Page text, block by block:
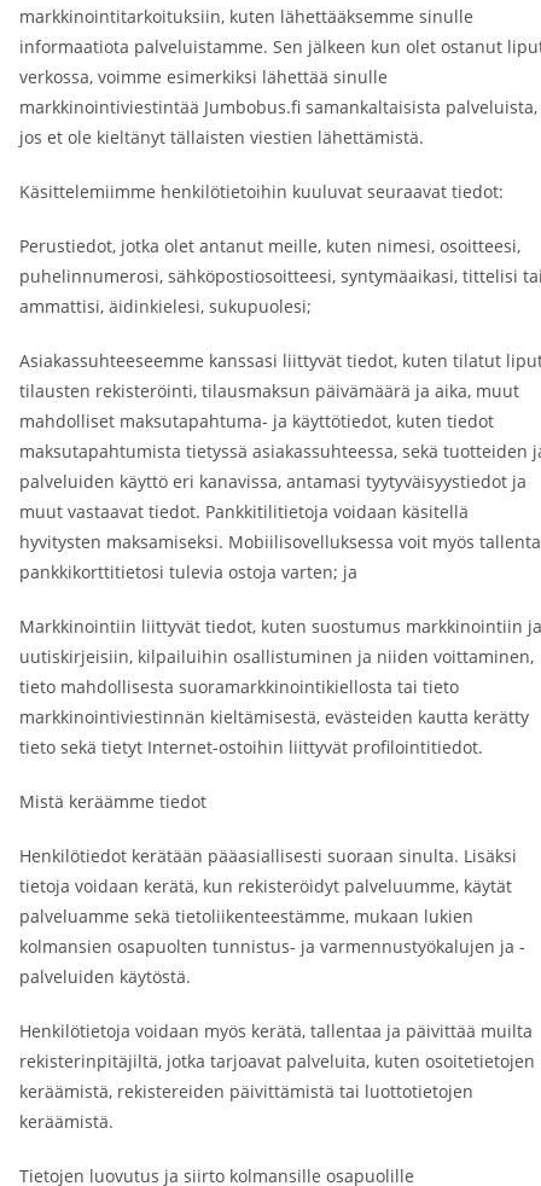
markkinointitarkoituksiin, kuten lähettääksemme sinulle
informaatiota palveluistamme. Sen jälkeen kun olet ostanut
verkossa, voimme esimerkiksi lähettää sinulle
markkinointiviestintää Jumbobus.fi samankaltaisista palveluista,
jos et ole kieltänyt tällaisten viestien lähettämistä.
Käsittelemiimme henkilötietoihin kuuluvat seuraavat tiedot:
Perustiedot, jotka olet antanut meille, kuten nimesi, osoitteesi,
puhelinnumerosi, sähköpostiosoitteesi, syntymäaikasi, tittelisi
ammattisi, äidinkielesi, sukupuolesi;
Asiakassuhteeseemme kanssasi liittyvät tiedot, kuten tilatut
tilausten rekisteröinti, tilausmaksun päivämäärä ja aika, muut
mahdolliset maksutapahtuma- ja käyttötiedot, kuten tiedot
maksutapahtumista tietyssä asiakassuhteessa, sekä tuotteiden
palveluiden käyttö eri kanavissa, antamasi tyytyväisyystiedot ja
muut vastaavat tiedot. Pankkitilitietoja voidaan käsitellä
hyvitysten maksamiseksi. Mobiilisovelluksessa voit myös
pankkikorttitietosi tulevia ostoja varten; ja
Markkinointiin liittyvät tiedot, kuten suostumus markkinointiin ja
uutiskirjeisiin, kilpailuihin osallistuminen ja niiden voittaminen,
tieto mahdollisesta suoramarkkinointikiellosta tai tieto
markkinointiviestinnän kieltämisestä, evästeiden kautta kerätty
tieto sekä tietyt Internet-ostoihin liittyvät profilointitiedot.
Mistä keräämme tiedot
Henkilötiedot kerätään pääasiallisesti suoraan sinulta. Lisäksi
tietoja voidaan kerätä, kun rekisteröidyt palveluumme, käytät
palveluamme sekä tietoliikenteestämme, mukaan lukien
kolmansien osapuolten tunnistus- ja varmennustyökalujen ja -
palveluiden käytöstä.
Henkilötietoja voidaan myös kerätä, tallentaa ja päivittää muilta
rekisterinpitäjiltä, jotka tarjoavat palveluita, kuten osoitetietojen
keräämistä, rekistereiden päivittämistä tai luottotietojen
keräämistä.
Tietojen luovutus ja siirto kolmansille osapuolille